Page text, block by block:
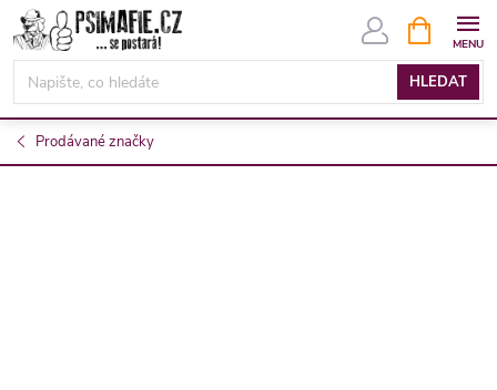
Přejít
na
obsah
HLEDAT
NÁKUPNÍ
KOŠÍK
Prodávané značky